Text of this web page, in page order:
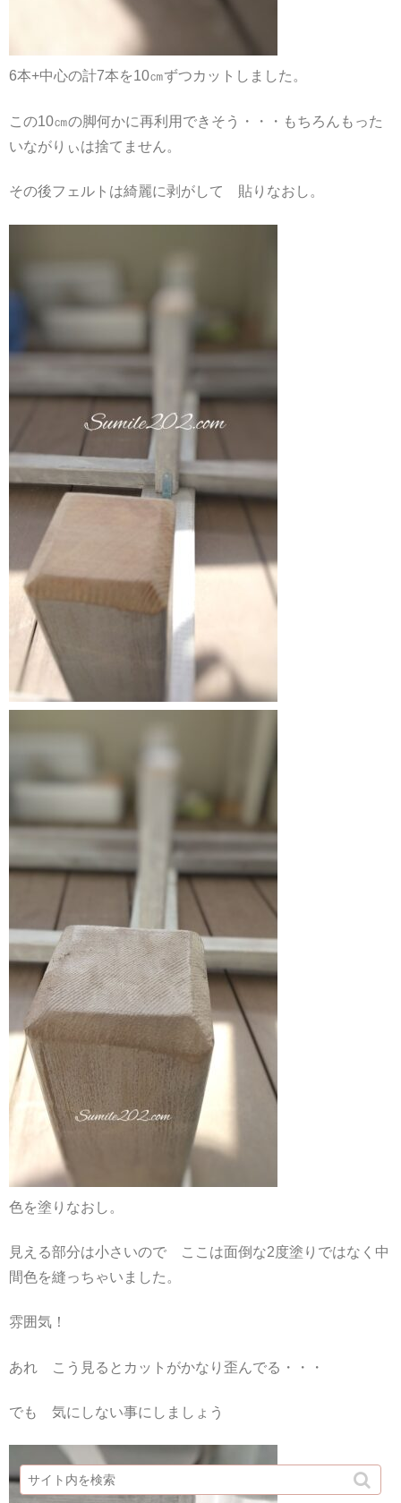
6本+中心の計7本を10㎝ずつカットしました。
この10㎝の脚何かに再利用できそう・・・もちろんもった
いながりぃは捨てません。
その後フェルトは綺麗に剥がして 貼りなおし。
色を塗りなおし。
見える部分は小さいので ここは面倒な2度塗りではなく中
間色を縫っちゃいました。
雰囲気！
あれ こう見るとカットがかなり歪んでる・・・
でも 気にしない事にしましょう